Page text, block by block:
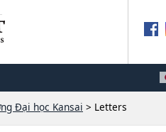
Đại học Kansai > Letters